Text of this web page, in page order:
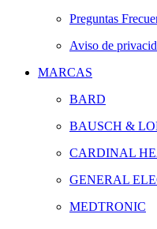
Preguntas
Aviso de
MARCAS
BARD
BAUSCH &
CARDINAL
GENERAL
MEDTRONIC